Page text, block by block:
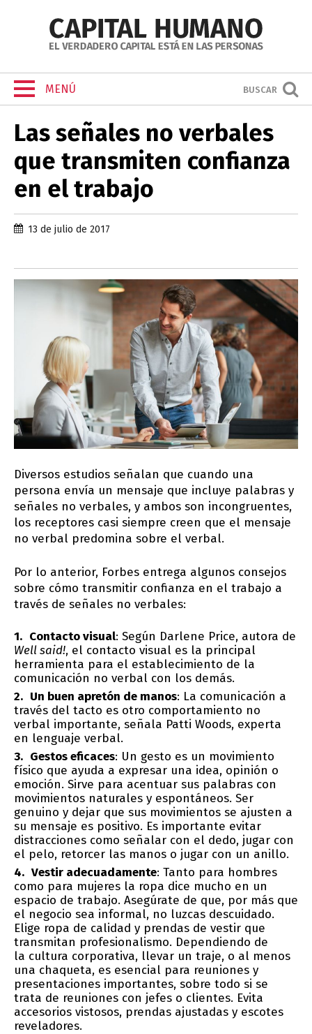
MENÚ BUSCAR
Las señales no verbales
que transmiten confianza
en el trabajo
13 de julio de 2017
Diversos estudios señalan que cuando una
persona envía un mensaje que incluye palabras y
señales no verbales, y ambos son incongruentes,
los receptores casi siempre creen que el mensaje
no verbal predomina sobre el verbal.
Por lo anterior, Forbes entrega algunos consejos
sobre cómo transmitir confianza en el trabajo a
través de señales no verbales:
Contacto visual: Según Darlene Price, autora de
Well said!, el contacto visual es la principal
herramienta para el establecimiento de la
comunicación no verbal con los demás.
Un buen apretón de manos: La comunicación a
través del tacto es otro comportamiento no
verbal importante, señala Patti Woods, experta
en lenguaje verbal.
Gestos eficaces: Un gesto es un movimiento
físico que ayuda a expresar una idea, opinión o
emoción. Sirve para acentuar sus palabras con
movimientos naturales y espontáneos. Ser
genuino y dejar que sus movimientos se ajusten a
su mensaje es positivo. Es importante evitar
distracciones como señalar con el dedo, jugar con
el pelo, retorcer las manos o jugar con un anillo.
Vestir adecuadamente: Tanto para hombres
como para mujeres la ropa dice mucho en un
espacio de trabajo. Asegúrate de que, por más que
el negocio sea informal, no luzcas descuidado.
Elige ropa de calidad y prendas de vestir que
transmitan profesionalismo. Dependiendo de
la cultura corporativa, llevar un traje, o al menos
una chaqueta, es esencial para reuniones y
presentaciones importantes, sobre todo si se
trata de reuniones con jefes o clientes. Evita
accesorios vistosos, prendas ajustadas y escotes
reveladores.